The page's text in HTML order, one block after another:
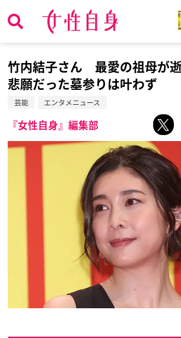
竹内結子さん 最愛の祖母が
悲願だった墓参りは叶わず
芸能 エンタメニュース
『女性自身』編集部